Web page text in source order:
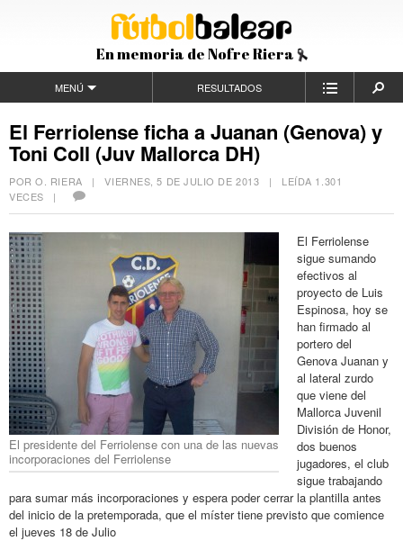
En memoria de Nofre Riera
MENÚ RESULTADOS
El Ferriolense ficha a Juanan (Genova) y
Toni Coll (Juv Mallorca DH)
POR O. RIERA |VIERNES, 5 DE JULIO DE 2013 | LEÍDA 1.301
VECES |
El presidente del Ferriolense con una de las nuevas
incorporaciones del Ferriolense
El Ferriolense
sigue sumando
efectivos al
proyecto de Luis
Espinosa, hoy se
han firmado al
portero del
Genova Juanan y
al lateral zurdo
que viene del
Mallorca Juvenil
División de Honor,
dos buenos
jugadores, el club
sigue trabajando
para sumar más incorporaciones y espera poder cerrar la plantilla antes
del inicio de la pretemporada, que el míster tiene previsto que comience
el jueves 18 de Julio